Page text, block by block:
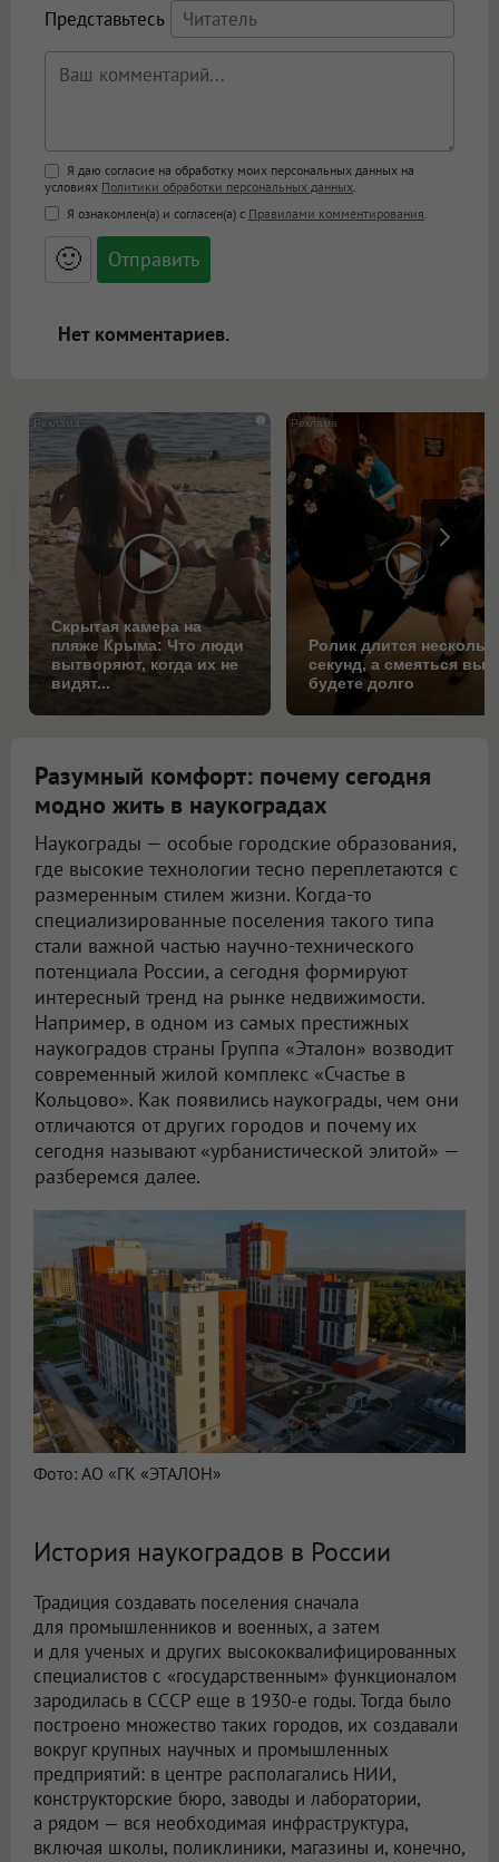
Представьтесь
Поддержка HTML
<b>, <strong>, <u>, <i>, <em>, <s>, <big>,
<small>, <sup>, <sub>, <pre>, <ul>, <ol>, <li>,
<blockquote>, <code> экранирует HTML,
адреса URL автоматически становятся
ссылками, и [img]адрес[/img] будет
Я даю согласие на обработку моих персональных данных на
условиях Политики обработки персональных данных
Я ознакомлен(а) и согласен(а) с Правилами комментирования
🙂
Нет комментариев.
i
Скрытая камера на
пляже Крыма: Что люди
вытворяют, когда их не
видят...
Ролик длится
секунд, а смеяться вы
будете долго
Разумный комфорт: почему сегодня
модно жить в наукоградах
Наукограды — особые городские образования,
где высокие технологии тесно переплетаются с
размеренным стилем жизни. Когда-то
специализированные поселения такого типа
стали важной частью научно-технического
потенциала России, а сегодня формируют
интересный тренд на рынке недвижимости.
Например, в одном из самых престижных
наукоградов страны Группа «Эталон» возводит
современный жилой комплекс «Счастье в
Кольцово». Как появились наукограды, чем они
отличаются от других городов и почему их
сегодня называют «урбанистической элитой» —
разберемся далее.
Фото: АО «ГК «ЭТАЛОН»
История наукоградов в России
Традиция создавать поселения сначала
для промышленников и военных, а затем
и для ученых и других высококвалифицированных
специалистов с «государственным» функционалом
зародилась в СССР еще в 1930-е годы. Тогда было
построено множество таких городов, их создавали
вокруг крупных научных и промышленных
предприятий: в центре располагались НИИ,
конструкторские бюро, заводы и лаборатории,
а рядом — вся необходимая инфраструктура,
включая школы, поликлиники, магазины и, конечно,